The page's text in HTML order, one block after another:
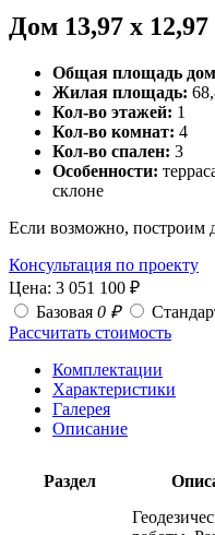
Дом 13,97 x 12,97
Общая площадь
Жилая площадь:
Кол-во этажей: 1
Кол-во комнат: 4
Кол-во спален: 3
Особенности:
склоне
Если возможно, построим
Консультация по проекту
Цена: 3 051 100 ₽
Базовая 0 ₽
Рассчитать стоимость
Комплектации
Характеристики
Галерея
Описание
Раздел